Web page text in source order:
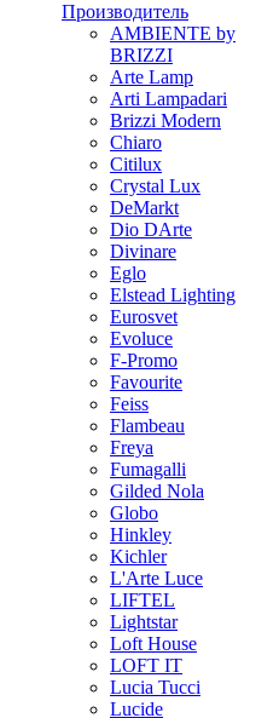
Производитель
AMBIENTE by
BRIZZI
Arte Lamp
Arti Lampadari
Brizzi Modern
Chiaro
Citilux
Crystal Lux
DeMarkt
Dio DArte
Divinare
Eglo
Elstead Lighting
Eurosvet
Evoluce
F-Promo
Favourite
Feiss
Flambeau
Freya
Fumagalli
Gilded Nola
Globo
Hinkley
Kichler
L'Arte Luce
LIFTEL
Lightstar
Loft House
LOFT IT
Lucia Tucci
Lucide